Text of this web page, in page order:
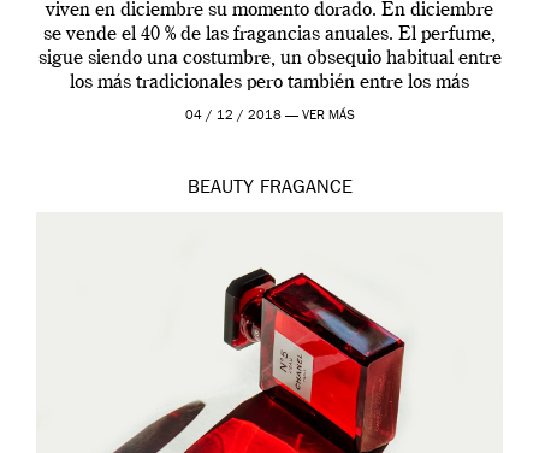
viven en diciembre su momento dorado. En diciembre
se vende el 40 % de las fragancias anuales. El perfume,
sigue siendo una costumbre, un obsequio habitual entre
los más tradicionales pero también entre los más
modernos. Estos días ha […]
04 / 12 / 2018 — VER MÁS
BEAUTY FRAGANCE